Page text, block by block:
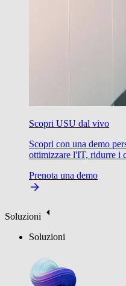
Scopri USU dal vivo
Scopri con una demo
ottimizzare l'IT, ridurre i
Prenota una demo
Soluzioni
Soluzioni